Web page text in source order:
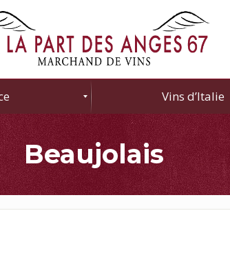
Vins d’Italie
Beaujolais